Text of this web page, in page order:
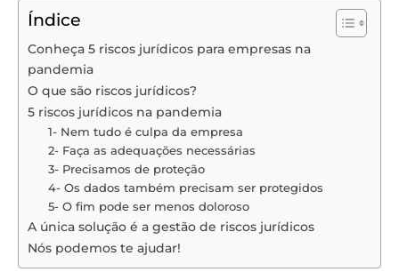
Índice
Conheça 5 riscos jurídicos para empresas na
pandemia
O que são riscos jurídicos?
5 riscos jurídicos na pandemia
1- Nem tudo é culpa da empresa
2- Faça as adequações necessárias
3- Precisamos de proteção
4- Os dados também precisam ser protegidos
5- O fim pode ser menos doloroso
A única solução é a gestão de riscos jurídicos
Nós podemos te ajudar!